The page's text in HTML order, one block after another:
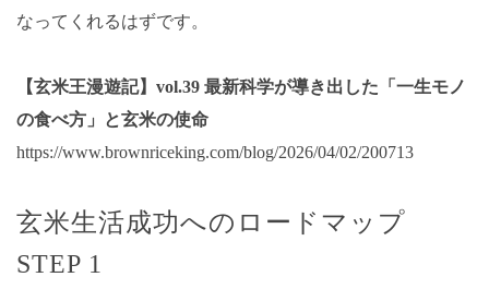
なってくれるはずです。
【玄米王漫遊記】vol.39 最新科学が導き出した「一生モノ
の食べ方」と玄米の使命
https://www.brownriceking.com/blog/2026/04/02/200713
玄米生活成功へのロードマップ
STEP 1